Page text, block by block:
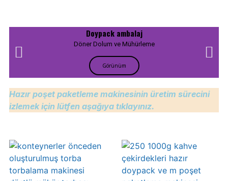
Doypack ambalaj
Döner Dolum ve Mühürleme
Görünüm
Hazır poşet paketleme makinesinin üretim sürecini
izlemek için lütfen aşağıya tıklayınız.